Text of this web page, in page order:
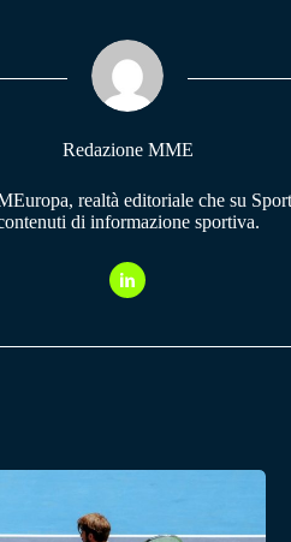
Redazione MME
realtà editoriale che su
di informazione sportiva.